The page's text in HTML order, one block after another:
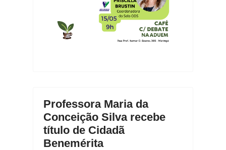
Professora Maria da
Conceição Silva recebe
título de Cidadã
Benemérita